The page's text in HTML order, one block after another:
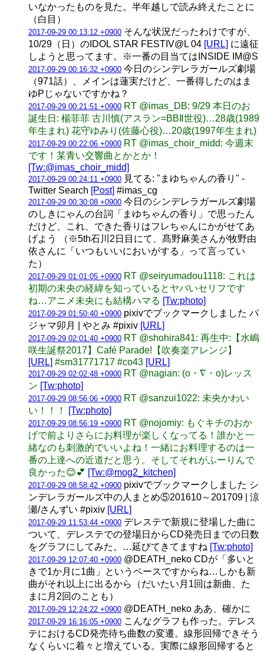
いなかったものを見た。半年越しで読み終えたことに
（白目）
2017-09-29 00:13:12 +0900 そんな状況だったわけですが、
10/29（日）のIDOL STAR FESTIV@L 04 [URL] に遠征
しようと思ってます。※一番の目当てはINSIDE IM@S
2017-09-29 00:16:32 +0900 今日のシンデレラガールズ劇場
（971話）、メインは蓮実だけど、一番得したのはま
ゆPじゃないですかね？
2017-09-29 00:21:51 +0900 RT @imas_DB: 9/29 本日のお
誕生日: 楊菲菲 古川慎(アスラン=BBⅡ世役)…28歳(1989
年生まれ) 花守ゆみり(佐藤心役)…20歳(1997年生まれ)
2017-09-29 00:22:06 +0900 RT @imas_choir_midd: 今週末
です！某青い交響曲とかとか！
[Tw:@imas_choir_midd]
2017-09-29 00:24:11 +0900 見てる: "まゆちゃんの香り" -
Twitter Search [Post] #imas_cg
2017-09-29 00:30:08 +0900 今日のシンデレラガールズ劇場
のしきにゃんの台詞「まゆちゃんの香り」で思ったん
だけど、これ、できた香りはフレちゃんにかがせてあ
げよう （※5th石川2日目にて、髙野麻美さんが牧野由
依さんに「いつもいいにおいがする」って言ってい
た）
2017-09-29 01:01:05 +0900 RT @seiryumadou1118: これは
初期の未央の経緯を知っているとヤバいセリフです
ね…アニメ未央にも結構ハマる [Tw:photo]
2017-09-29 01:50:40 +0900 pixivでブックマークしました パ
ジャマ卯月 | やとみ #pixiv [URL]
2017-09-29 02:01:40 +0900 RT @shohira841: 再生中:【水嶋
咲生誕祭2017】Café Parade!【吹奏楽アレンジ】
[URL] #sm31771717 #co43 [URL]
2017-09-29 02:02:48 +0900 RT @nagian: (o・∇・o)レッス
ン [Tw:photo]
2017-09-29 08:56:06 +0900 RT @sanzui1022: 未央かわい
い！！！
[Tw:photo]
2017-09-29 08:56:19 +0900 RT @nojomiy: もぐキチのおか
げで前よりさらにお料理が楽しくなってる！誰かと一
緒なのも刺激的でいいよね！一緒にお料理するのは一
番の上達への近道だと思う。そしてそれがふーりんで
良かった😊💕 [Tw:@mog2_kitchen]
2017-09-29 08:58:42 +0900 pixivでブックマークしました シ
ンデレラガールズ中の人まとめ⑤201610～201709 | 涼
瀬/さんずい #pixiv [URL]
2017-09-29 11:53:44 +0900 デレステで新規に登場した曲に
ついて、デレステでの登場日からCD発売日までの日数
をグラフにしてみた。…延びてきてますね [Tw:photo]
2017-09-29 12:07:40 +0900 @DEATH_neko CDが「多いと
きで1か月に1曲」というペースですからね…しかも新
曲がそれ以上に出るから（だいたい月1回は新曲、た
まに月2回のことも）
2017-09-29 12:24:22 +0900 @DEATH_neko ああ、確かに
2017-09-29 16:16:05 +0900 こんなグラフも作った。デレス
テにおけるCD発売待ち曲数の変遷。線形回帰できそう
なくらいに着々と増えている。実際に線形回帰すると